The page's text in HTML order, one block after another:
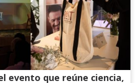
evento que reúne ciencia,